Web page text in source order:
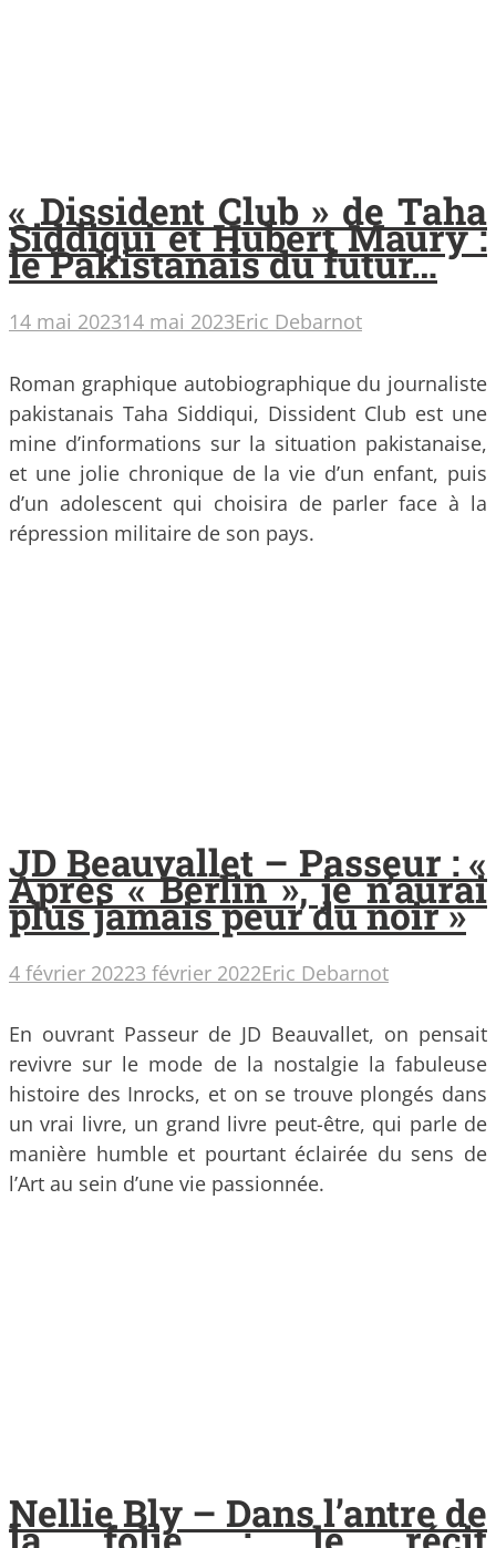
« Dissident Club » de Taha
Siddiqui et Hubert Maury :
le Pakistanais du futur…
14 mai 202314 mai 2023Eric Debarnot
Roman graphique autobiographique du journaliste
pakistanais Taha Siddiqui, Dissident Club est une
mine d’informations sur la situation pakistanaise,
et une jolie chronique de la vie d’un enfant, puis
d’un adolescent qui choisira de parler face à la
répression militaire de son pays.
JD Beauvallet – Passeur : «
Après « Berlin », je n’aurai
plus jamais peur du noir »
4 février 20223 février 2022Eric Debarnot
En ouvrant Passeur de JD Beauvallet, on pensait
revivre sur le mode de la nostalgie la fabuleuse
histoire des Inrocks, et on se trouve plongés dans
un vrai livre, un grand livre peut-être, qui parle de
manière humble et pourtant éclairée du sens de
l’Art au sein d’une vie passionnée.
Nellie Bly – Dans l’antre de